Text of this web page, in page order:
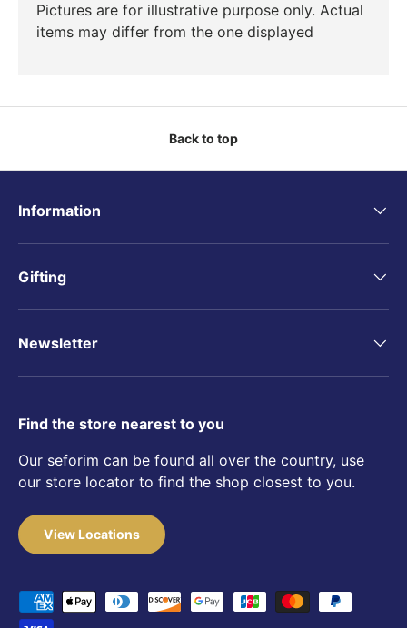
Pictures are for illustrative purpose only. Actual
items may differ from the one displayed
Back to top
Information
Gifting
Newsletter
Find the store nearest to you
Our seforim can be found all over the country, use
our store locator to find the shop closest to you.
View Locations
Payment methods accepted